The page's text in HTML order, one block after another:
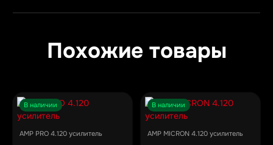
Похожие товары
В наличии
AMP PRO 4.120 усилитель
В наличии
AMP MICRON 4.120 усилитель